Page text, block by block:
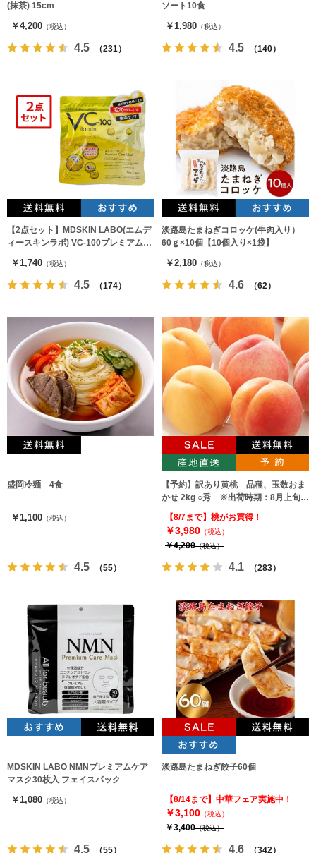
(抹茶) 15cm
￥4,200 （税込）
4.5 （231）
ソート10食
￥1,980 （税込）
4.5 （140）
【2点セット】MDSKIN LABO(エムデ
ィースキンラボ) VC-100プレミアムケ
￥1,740 （税込）
4.5 （174）
淡路島たまねぎコロッケ(牛肉入り）
60ｇ×10個【10個入り×1袋】
￥2,180 （税込）
4.6 （62）
盛岡冷麺 4食
￥1,100 （税込）
4.5 （55）
【予約】訳あり黄桃 品種、玉数おま
かせ 2kg ○秀 ※出荷時期：8月上旬～
9月中旬
【8/7まで】桃がお買得！
￥3,980 （税込）
￥4,200（税込）
4.1 （283）
MDSKIN LABO NMNプレミアムケア
マスク30枚入 フェイスパック
￥1,080 （税込）
4.5 （55）
淡路島たまねぎ餃子60個
【8/14まで】中華フェア実施中！
￥3,100 （税込）
￥3,400（税込）
4.6 （342）